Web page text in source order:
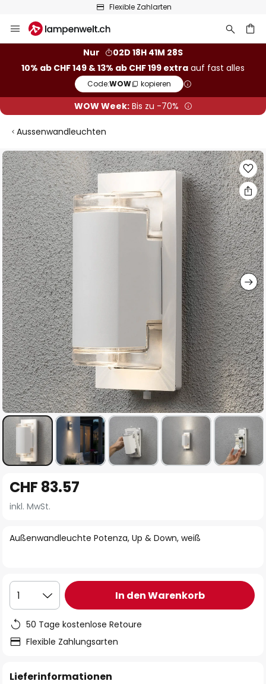
Flexible Zahlarten
Inhalt
Nur
02D 18H 41M 27S
10% ab CHF 149 & 13% ab CHF 199 extra auf fast alles
Code:WOW kopieren
WOW Week:Bis zu -70%
Aussenwandleuchten
Zum
Ende
der
Bildgalerie
springen
Anfang
der
springen
Außenwandleuchte Potenza, Up & Down, weiß
CHF 83.57
inkl. MwSt.
1 In den Warenkorb
50 Tage kostenlose Retoure
Flexible Zahlungsarten
Lieferinformationen